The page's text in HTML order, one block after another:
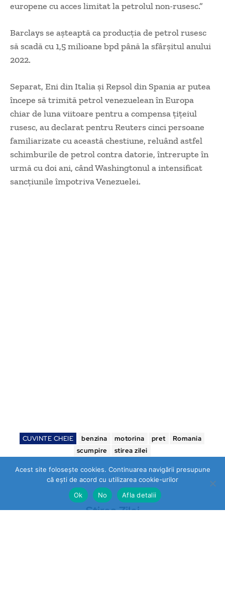
europene cu acces limitat la petrolul non-rusesc.”
Barclays se așteaptă ca producția de petrol rusesc
să scadă cu 1,5 milioane bpd până la sfârșitul anului
2022.
Separat, Eni din Italia și Repsol din Spania ar putea
începe să trimită petrol venezuelean în Europa
chiar de luna viitoare pentru a compensa țițeiul
rusesc, au declarat pentru Reuters cinci persoane
familiarizate cu această chestiune, reluând astfel
schimburile de petrol contra datorie, întrerupte în
urmă cu doi ani, când Washingtonul a intensificat
sancțiunile împotriva Venezuelei.
CUVINTE CHEIE benzina motorina pret
Romania
scumpire
stirea zilei
Stirea Zilei
Acest site folosește cookies. Continuarea navigării presupune
că ești de acord cu utilizarea cookie-urilor
Ok
No Afla detalii